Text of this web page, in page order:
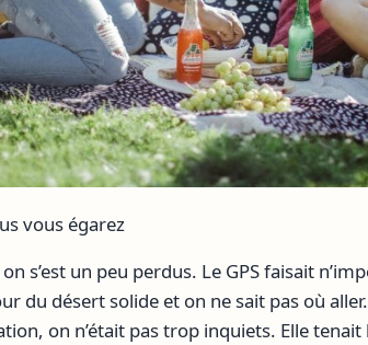
vous égarez
s’est un peu perdus. Le GPS faisait
du désert solide et on ne sait pas où
on n’était pas trop inquiets. Elle